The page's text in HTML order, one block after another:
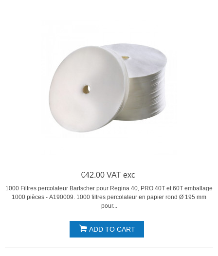
€42.00 VAT exc
1000 Filtres percolateur Bartscher pour Regina 40, PRO 40T et 60T emballage
1000 pièces - A190009. 1000 filtres percolateur en papier rond Ø 195 mm
pour...
ADD TO CART